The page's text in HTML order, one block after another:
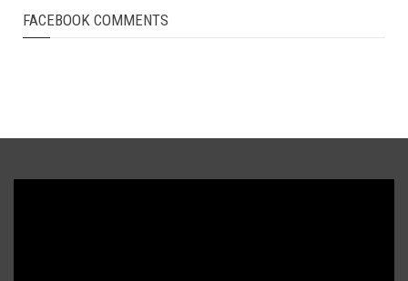
FACEBOOK COMMENTS